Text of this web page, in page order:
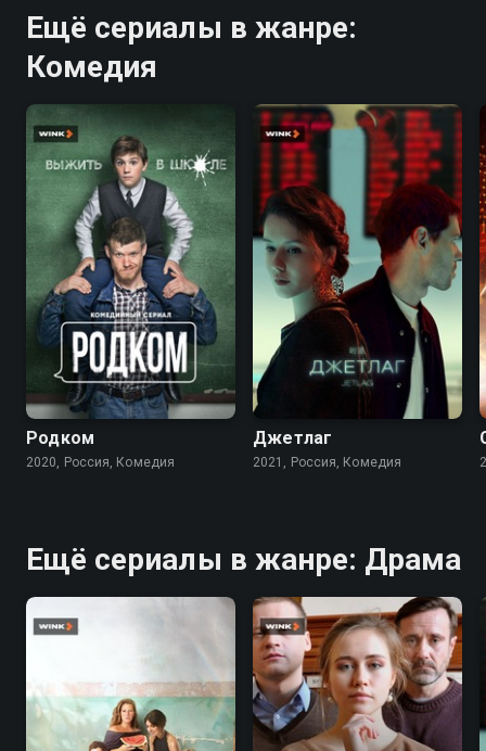
Ещё сериалы в жанре:
Комедия
7.9
Родком
2020, Россия, Комедия
6.9
Джетлаг
2021, Россия, Комедия
Ещё сериалы в жанре: Драма